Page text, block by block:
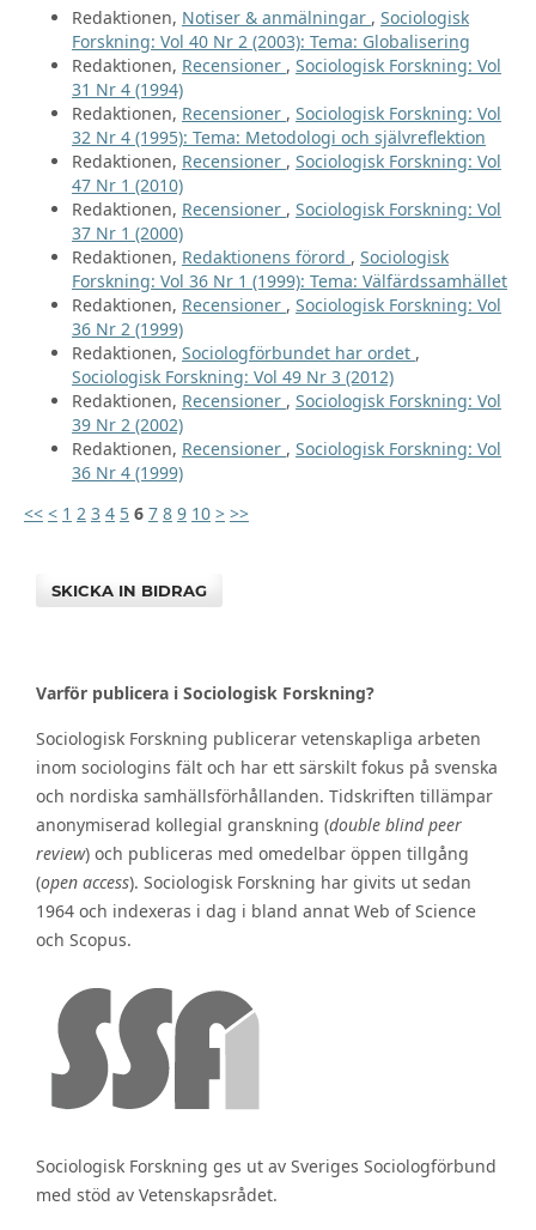
Redaktionen, Notiser & anmälningar , Sociologisk
Forskning: Vol 40 Nr 2 (2003): Tema: Globalisering
Redaktionen, Recensioner , Sociologisk Forskning: Vol
31 Nr 4 (1994)
Redaktionen, Recensioner , Sociologisk Forskning: Vol
32 Nr 4 (1995): Tema: Metodologi och självreflektion
Redaktionen, Recensioner , Sociologisk Forskning: Vol
47 Nr 1 (2010)
Redaktionen, Recensioner , Sociologisk Forskning: Vol
37 Nr 1 (2000)
Redaktionen, Redaktionens förord , Sociologisk
Forskning: Vol 36 Nr 1 (1999): Tema: Välfärdssamhället
Redaktionen, Recensioner , Sociologisk Forskning: Vol
36 Nr 2 (1999)
Redaktionen, Sociologförbundet har ordet ,
Sociologisk Forskning: Vol 49 Nr 3 (2012)
Redaktionen, Recensioner , Sociologisk Forskning: Vol
39 Nr 2 (2002)
Redaktionen, Recensioner , Sociologisk Forskning: Vol
36 Nr 4 (1999)
<< < 1 2 3 4 5 6 7 8 9 10 > >>
SKICKA IN BIDRAG
Varför publicera i Sociologisk Forskning?
Sociologisk Forskning publicerar vetenskapliga arbeten
inom sociologins fält och har ett särskilt fokus på svenska
och nordiska samhällsförhållanden. Tidskriften tillämpar
anonymiserad kollegial granskning (double blind peer
review) och publiceras med omedelbar öppen tillgång
(open access). Sociologisk Forskning har givits ut sedan
1964 och indexeras i dag i bland annat Web of Science
och Scopus.
Sociologisk Forskning ges ut av Sveriges Sociologförbund
med stöd av Vetenskapsrådet.